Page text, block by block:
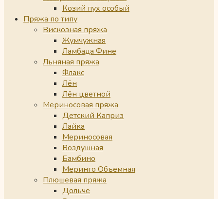
Козий пух особый
Пряжа по типу
Вискозная пряжа
Жумчужная
Ламбада Фине
Льняная пряжа
Флакс
Лён
Лён цветной
Мериносовая пряжа
Детский Каприз
Лайка
Мериносовая
Воздушная
Бамбино
Меринго Объемная
Плюшевая пряжа
Дольче